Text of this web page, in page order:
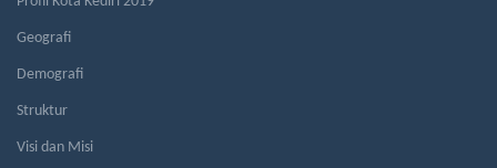
Geografi
Demografi
Struktur
Visi dan Misi